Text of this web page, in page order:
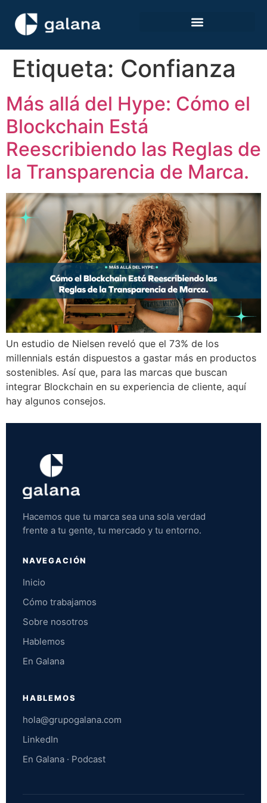
Etiqueta: Confianza
Más allá del Hype: Cómo el
Blockchain Está
Reescribiendo las Reglas de
la Transparencia de Marca.
Un estudio de Nielsen reveló que el 73% de los
millennials están dispuestos a gastar más en productos
sostenibles. Así que, para las marcas que buscan
integrar Blockchain en su experiencia de cliente, aquí
hay algunos consejos.
Hacemos que tu marca sea una sola verdad
frente a tu gente, tu mercado y tu entorno.
NAVEGACIÓN
Inicio
Cómo trabajamos
Sobre nosotros
Hablemos
En Galana
HABLEMOS
hola@grupogalana.com
LinkedIn
En Galana · Podcast